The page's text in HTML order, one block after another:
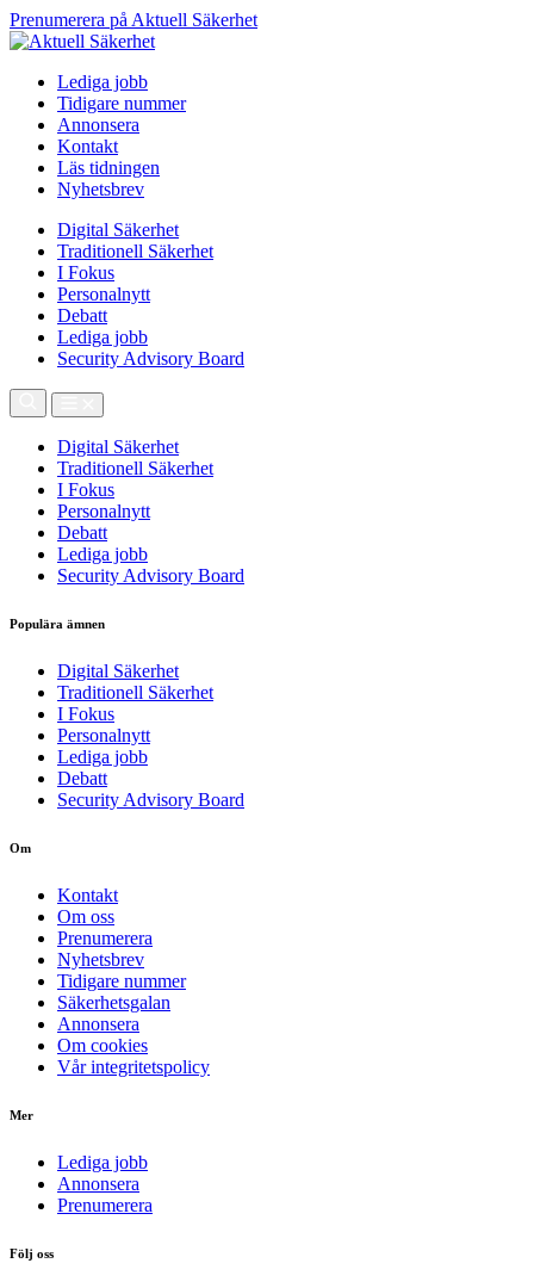
Prenumerera på Aktuell Säkerhet
Lediga jobb
Tidigare nummer
Annonsera
Kontakt
Läs tidningen
Nyhetsbrev
Digital Säkerhet
Traditionell Säkerhet
I Fokus
Personalnytt
Debatt
Lediga jobb
Security Advisory Board
Digital Säkerhet
Traditionell Säkerhet
I Fokus
Personalnytt
Debatt
Lediga jobb
Security Advisory Board
Populära ämnen
Digital Säkerhet
Traditionell Säkerhet
I Fokus
Personalnytt
Lediga jobb
Debatt
Security Advisory Board
Om
Kontakt
Om oss
Prenumerera
Nyhetsbrev
Tidigare nummer
Säkerhetsgalan
Annonsera
Om cookies
Vår integritetspolicy
Mer
Lediga jobb
Annonsera
Prenumerera
Följ oss